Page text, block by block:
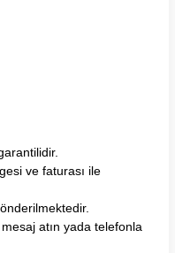
ve faturası ile
atın yada telefonla